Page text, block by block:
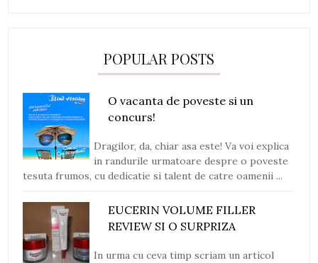
POPULAR POSTS
O vacanta de poveste si un
concurs!
Dragilor, da, chiar asa este! Va voi explica
in randurile urmatoare despre o poveste
tesuta frumos, cu dedicatie si talent de catre oamenii ...
EUCERIN VOLUME FILLER
REVIEW SI O SURPRIZA
In urma cu ceva timp scriam un articol